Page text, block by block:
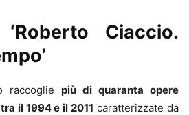
Ciaccio.
raccoglie più di quaranta opere
il 1994 e il 2011 caratterizzate da